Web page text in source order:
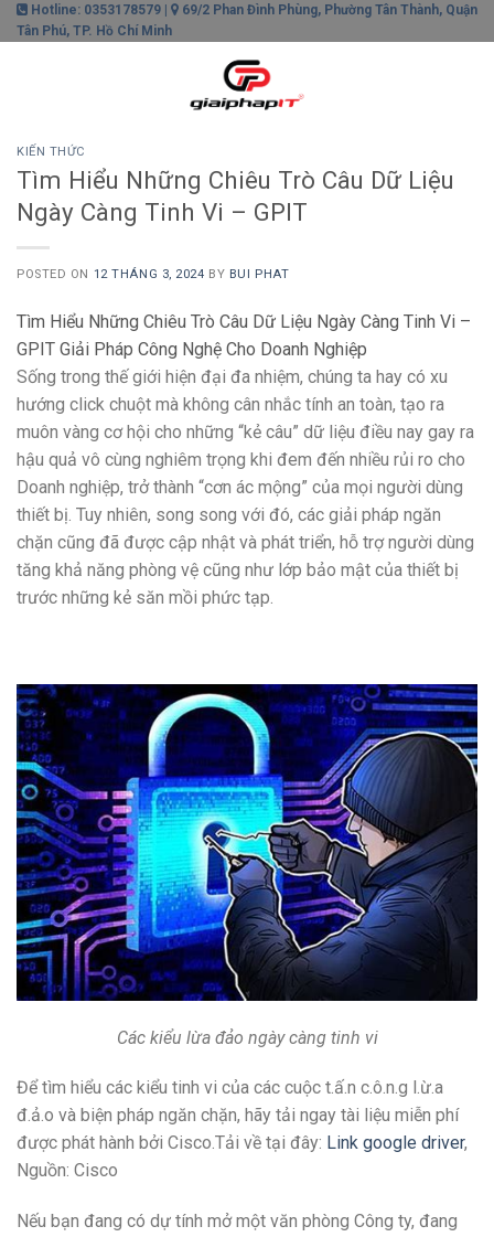
Skip
to
Hotline: 0353178579 |
69/2 Phan Đình Phùng, Phường Tân Thành, Quận
Tân Phú, TP. Hồ Chí Minh
KIẾN THỨC
Tìm Hiểu Những Chiêu Trò Câu Dữ Liệu
Ngày Càng Tinh Vi – GPIT
POSTED ON 12 THÁNG 3, 2024 BY BUI PHAT
Tìm Hiểu Những Chiêu Trò Câu Dữ Liệu Ngày Càng Tinh Vi –
GPIT Giải Pháp Công Nghệ Cho Doanh Nghiệp
Sống trong thế giới hiện đại đa nhiệm, chúng ta hay có xu
hướng click chuột mà không cân nhắc tính an toàn, tạo ra
muôn vàng cơ hội cho những “kẻ câu” dữ liệu điều nay gay ra
hậu quả vô cùng nghiêm trọng khi đem đến nhiều rủi ro cho
Doanh nghiệp, trở thành “cơn ác mộng” của mọi người dùng
thiết bị. Tuy nhiên, song song với đó, các giải pháp ngăn
chặn cũng đã được cập nhật và phát triển, hỗ trợ người dùng
tăng khả năng phòng vệ cũng như lớp bảo mật của thiết bị
trước những kẻ săn mồi phức tạp.
Các kiểu lừa đảo ngày càng tinh vi
Để tìm hiểu các kiểu tinh vi của các cuộc t.ấ.n c.ô.n.g l.ừ.a
đ.ả.o và biện pháp ngăn chặn, hãy tải ngay tài liệu miễn phí
được phát hành bởi Cisco.Tải về tại đây: Link google driver,
Nguồn: Cisco
Nếu bạn đang có dự tính mở một văn phòng Công ty, đang